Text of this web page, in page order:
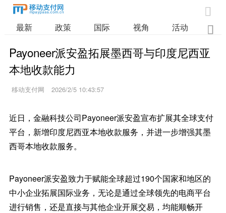

最新 政策 国际 视角 活动 业

Payoneer派安盈拓展墨西哥与印度尼西亚
本地收款能力
移动支付网 2026/2/5 10:43:57
近日，金融科技公司Payoneer派安盈宣布扩展其全球支付
平台，新增印度尼西亚本地收款服务，并进一步增强其墨
西哥本地收款服务。
Payoneer派安盈致力于赋能全球超过190个国家和地区的
中小企业拓展国际业务，无论是通过全球领先的电商平台
进行销售，还是直接与其他企业开展交易，均能顺畅开